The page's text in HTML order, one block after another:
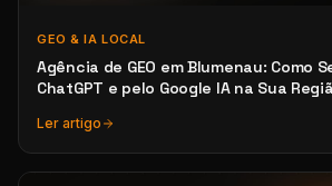
GEO & IA LOCAL
Agência de GEO em Blumenau: Como
ChatGPT e pelo Google IA na Sua
Ler artigo